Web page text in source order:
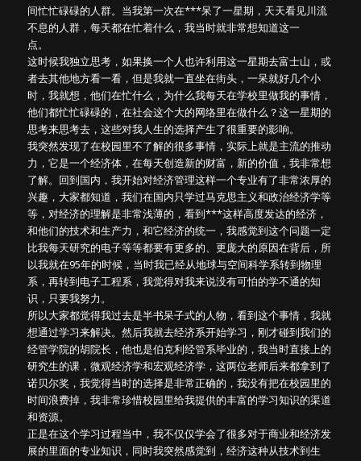
间忙忙碌碌的人群。当我第一次在***呆了一星期，天天看见川流
不息的人群，每天都在忙着什么，我当时就非常想知道这一
点。
这时候我独立思考，如果换一个人也许利用这一星期去富士山，或
者去其他地方看一看，但是我就一直坐在街头，一呆就好几个小
时，我就想，他们在忙什么，为什么我每天在学校里做我的事情，
他们都忙忙碌碌的，在社会这个大的网络里在做什么？这一星期的
思考来思考去，这些对我人生的选择产生了很重要的影响。
我突然发现了在校园里不了解的很多事情，实际上就是主流的推动
力，它是一个经济体，在每天创造新的财富，新的价值，我非常想
了解。回到国内，我开始对经济管理这样一个专业有了非常浓厚的
兴趣，大家都知道，我们在国内只学过马克思主义和政治经济学等
等，对经济的理解是非常浅薄的，看到***这样高度发达的经济，
和他们的技术和生产力，和它经济的统一，我感觉到这个问题一定
比我每天研究的电子等等都要有更多的、更庞大的原因在背后，所
以我就在95年的时候，当时我已经从地球与空间科学系转到物理
系，再转到电子工程系，我觉得对我来说没有可怕的学不通的知
识，只要我努力。
所以大家都觉得我过去是半书呆子式的人物，看到这个事情，我就
想通过学习来解决。然后我就去经济系开始学习，刚才碰到我们的
经管学院的胡院长，他也是伯克利经管系毕业的，我当时直接上的
研究生的课，微观经济学和宏观经济学，这两位老师后来都拿到了
诺贝尔奖，我觉得当时的选择是非常正确的，我没有把在校园里的
时间浪费掉，我非常珍惜校园里给我提供的丰富的学习知识的渠道
和资源。
正是在这个学习过程当中，我不仅仅学会了很多对于商业和经济发
展的里面的专业知识，同时我突然感觉到，经济这种从技术到生